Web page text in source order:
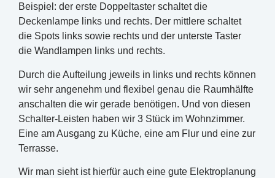
Beispiel: der erste Doppeltaster schaltet die
Deckenlampe links und rechts. Der mittlere schaltet
die Spots links sowie rechts und der unterste Taster
die Wandlampen links und rechts.
Durch die Aufteilung jeweils in links und rechts können
wir sehr angenehm und flexibel genau die Raumhälfte
anschalten die wir gerade benötigen. Und von diesen
Schalter-Leisten haben wir 3 Stück im Wohnzimmer.
Eine am Ausgang zu Küche, eine am Flur und eine zur
Terrasse.
Wir man sieht ist hierfür auch eine gute Elektroplanung